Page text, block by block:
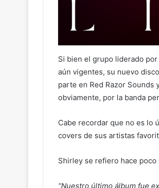
Si bien el grupo liderado
aún vigentes, su nuevo
parte en Red Razor
obviamente, por la banda
Cabe recordar que no es lo
covers de sus artistas
Shirley se refiero hace
“Nuestro último álbum fue